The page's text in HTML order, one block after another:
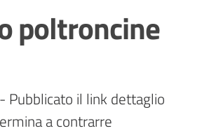
poltroncine
Pubblicato il link dettaglio
a contrarre